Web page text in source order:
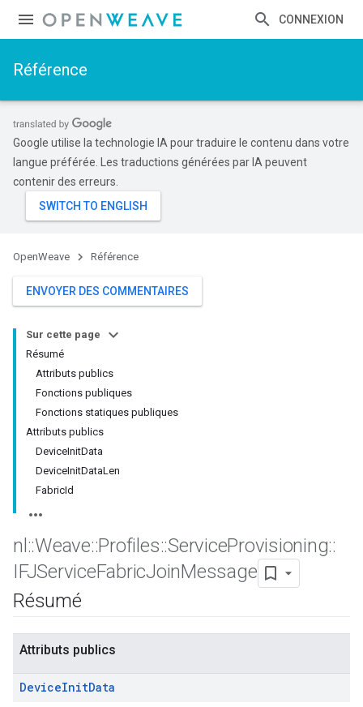
CONNEXION
Référence
Google utilise la technologie IA pour traduire le contenu dans votre
langue préférée. Les traductions générées par IA peuvent
contenir des erreurs.
OpenWeave Référence
ENVOYER DES COMMENTAIRES
Sur cette page
Résumé
Attributs publics
Fonctions publiques
Fonctions statiques publiques
Attributs publics
DeviceInitData
DeviceInitDataLen
FabricId
nl ::Weave::Profiles::ServiceProvisioning::
IFJServiceFabricJoinMessage
Résumé
Attributs publics
DeviceInitData